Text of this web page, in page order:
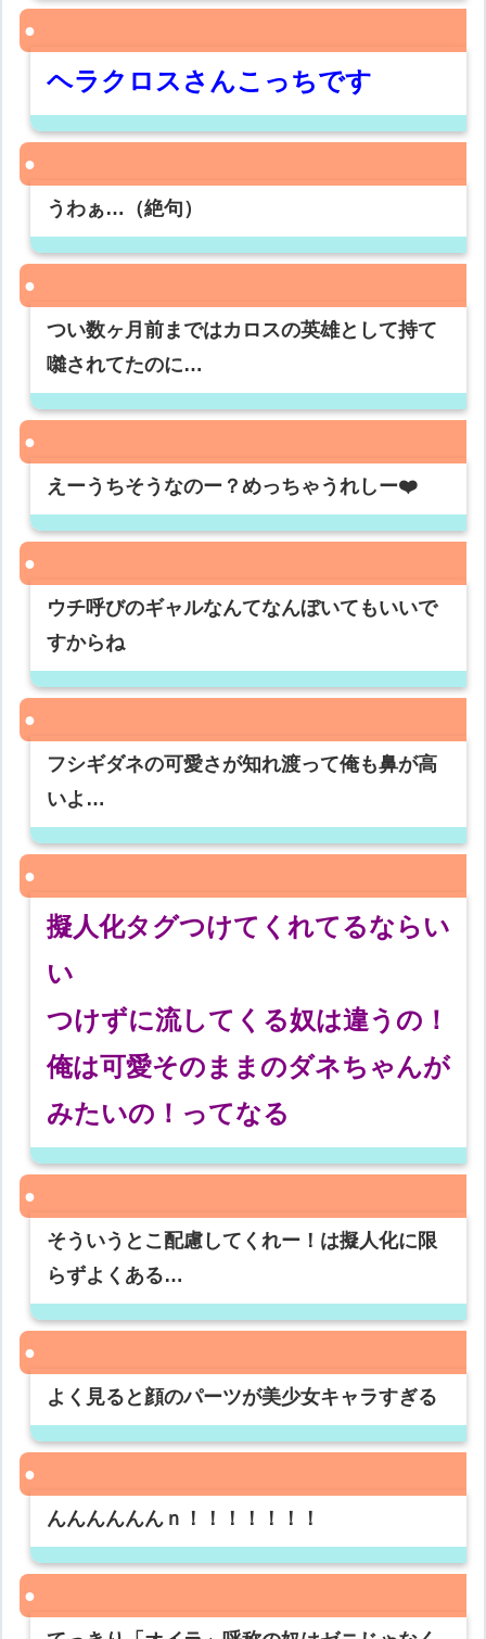
ヘラクロスさんこっちです
うわぁ…（絶句）
つい数ヶ月前まではカロスの英雄として持て
囃されてたのに…
えーうちそうなのー？めっちゃうれしー❤️
ウチ呼びのギャルなんてなんぼいてもいいで
すからね
フシギダネの可愛さが知れ渡って俺も鼻が高
いよ…
擬人化タグつけてくれてるならい
い
つけずに流してくる奴は違うの！
俺は可愛そのままのダネちゃんが
みたいの！ってなる
そういうとこ配慮してくれー！は擬人化に限
らずよくある…
よく見ると顔のパーツが美少女キャラすぎる
んんんんんんｎ！！！！！！！